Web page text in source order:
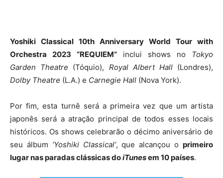
Yoshiki Classical 10th Anniversary World Tour with
Orchestra 2023 “REQUIEM” inclui shows no Tokyo
Garden Theatre (Tóquio), Royal Albert Hall(Londres),
Dolby Theatre (L.A.) e Carnegie Hall (Nova York).
Por fim, esta turnê será a primeira vez que um artista
japonês será a atração principal de todos esses locais
históricos. Os shows celebrarão o décimo aniversário de
seu álbum ‘Yoshiki Classical’, que alcançou oprimeiro
lugar nas paradas clássicas doiTunesem 10 países.